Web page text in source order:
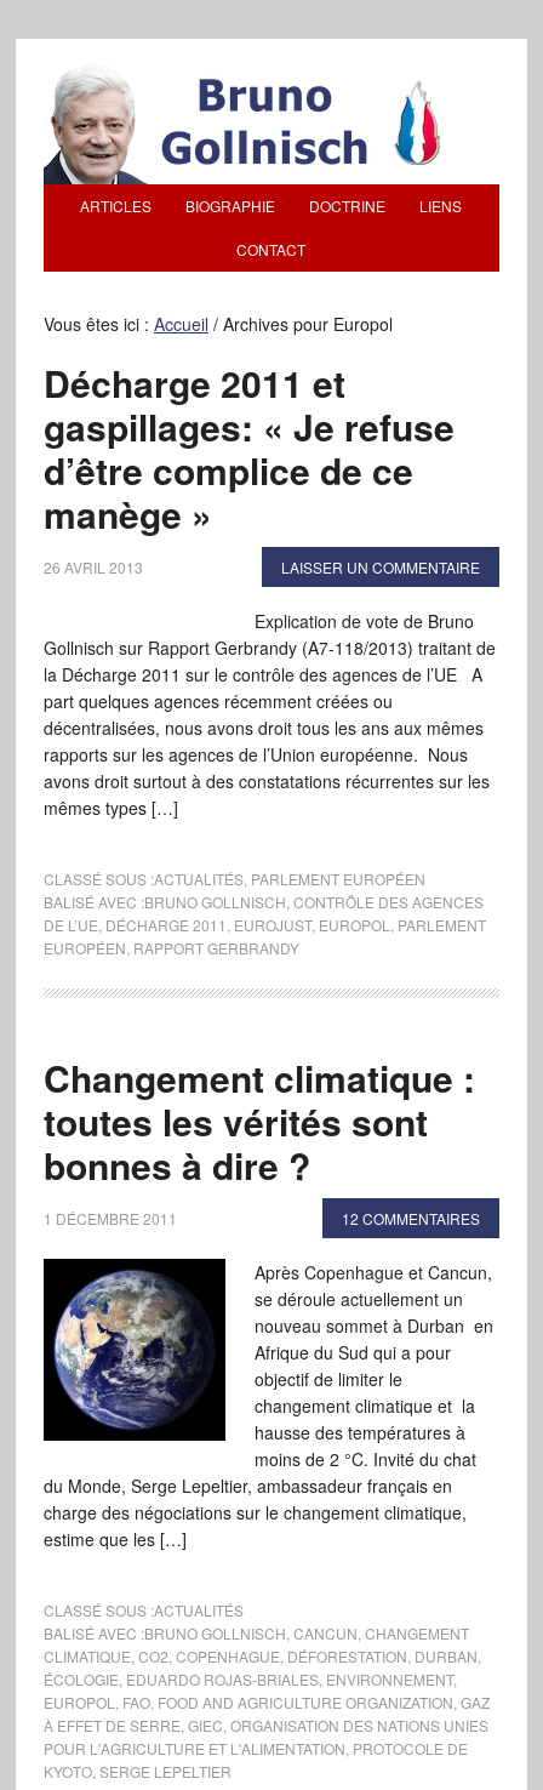
ARTICLES BIOGRAPHIE DOCTRINE LIENS
CONTACT
Vous êtes ici : Accueil /Archives pour Europol
Décharge 2011 et
gaspillages: « Je refuse
d’être complice de ce
manège »
26 AVRIL 2013 LAISSER UN COMMENTAIRE
Explication de vote de Bruno
Gollnisch sur Rapport Gerbrandy (A7-118/2013) traitant de
la Décharge 2011 sur le contrôle des agences de l’UE A
part quelques agences récemment créées ou
décentralisées, nous avons droit tous les ans aux mêmes
rapports sur les agences de l’Union européenne. Nous
avons droit surtout à des constatations récurrentes sur les
mêmes types […]
CLASSÉ SOUS :ACTUALITÉS, PARLEMENT EUROPÉEN
BALISÉ AVEC :BRUNO GOLLNISCH CONTRÔLE DES AGENCES
DE L’UE DÉCHARGE 2011 EUROJUST, EUROPOL
PARLEMENT
EUROPÉEN RAPPORT GERBRANDY
Changement climatique :
toutes les vérités sont
bonnes à dire ?
1 DÉCEMBRE 2011 12 COMMENTAIRES
Après Copenhague et Cancun,
se déroule actuellement un
nouveau sommet à Durban en
Afrique du Sud qui a pour
objectif de limiter le
changement climatique et la
hausse des températures à
moins de 2 °C. Invité du chat
du Monde, Serge Lepeltier, ambassadeur français en
charge des négociations sur le changement climatique,
estime que les […]
CLASSÉ SOUS :ACTUALITÉS
BALISÉ AVEC :BRUNO GOLLNISCH CANCUN CHANGEMENT
CLIMATIQUE CO2 COPENHAGUE DÉFORESTATION DURBAN
ÉCOLOGIE EDUARDO ROJAS-BRIALES, ENVIRONNEMENT,
EUROPOL
FAO, FOOD AND AGRICULTURE ORGANIZATION GAZ
À EFFET DE SERRE GIEC ORGANISATION DES NATIONS UNIES
POUR L'AGRICULTURE ET L'ALIMENTATION PROTOCOLE DE
KYOTO, SERGE LEPELTIER